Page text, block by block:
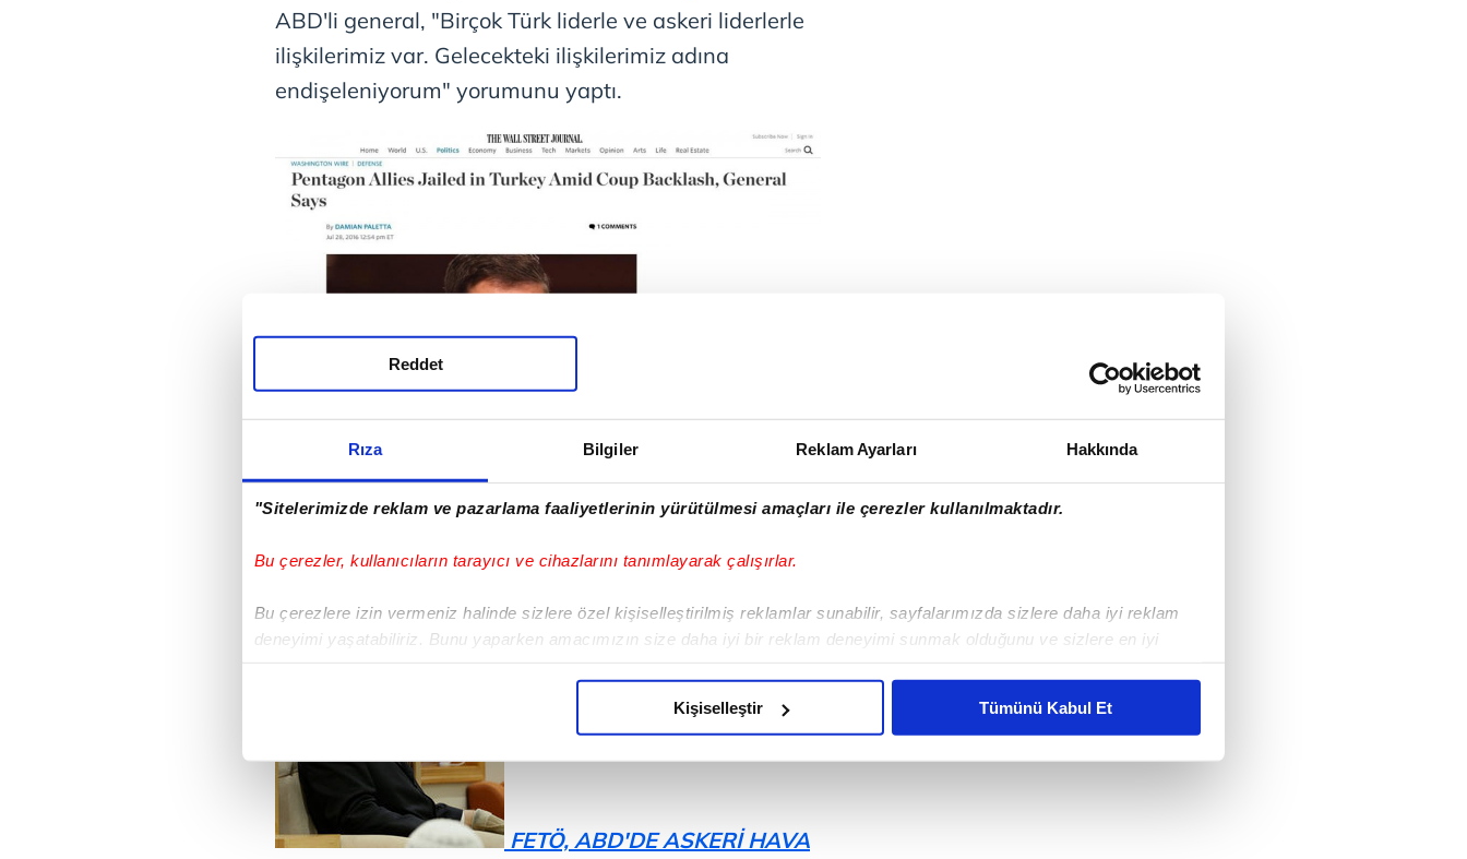
Rıza Bilgiler Reklam Ayarları Hakkında
"Sitelerimizde reklam ve pazarlama faaliyetlerinin yürütülmesi amaçları ile çerezler kullanılmaktadır.
Bu çerezler, kullanıcıların tarayıcı ve cihazlarını tanımlayarak çalışırlar.
Bu çerezlere izin vermeniz halinde sizlere özel kişiselleştirilmiş reklamlar sunabilir, sayfalarımızda sizlere daha iyi reklam
deneyimi yaşatabiliriz. Bunu yaparken amacımızın size daha iyi bir reklam deneyimi sunmak olduğunu ve sizlere en iyi
Sizlere daha iyi bir hizmet sunabilmek için İnternet Sitemizde kendimize ve üçüncü kişilere ait çerezler kullanılmaktadır. Bu
çerezler vasıtasıyla çeşitli kişisel verileriniz işlenmekte olup gerekli olan çerezler bilgi toplumu hizmetlerinin sunulması
amacıyla kullanılmaktadır. Diğer çerezler, sitemizin daha işlevsel kılınması ve kişiselleştirilmesi ve sizlere yönelik
Reddet
Kişiselleştir Tümünü Kabul Et
ABD'li general, "Birçok Türk liderle ve askeri liderlerle
ilişkilerimiz var. Gelecekteki ilişkilerimiz adına
endişeleniyorum" yorumunu yaptı.
FETÖ, ABD'DE ASKERİ HAVA